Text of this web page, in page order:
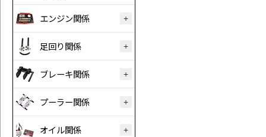
エンジン関係
足回り関係
ブレーキ関係
プーラー関係
オイル関係